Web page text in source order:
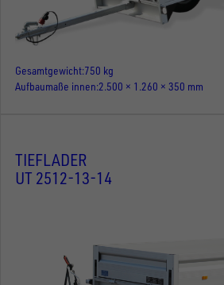
Gesamtgewicht 750 kg
Aufbaumaße innen 2.500 × 1.260 × 350 mm
TIEFLADER
UT 2512-13-14